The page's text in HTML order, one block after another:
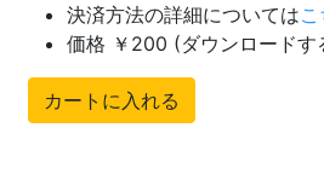
決済方法の詳細については
価格 ￥200 (ダウンロードす
カートに入れる